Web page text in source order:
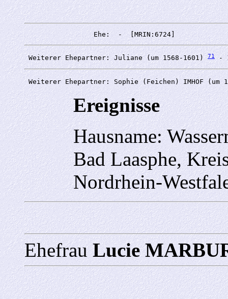
Weiterer Ehepartner: Juliane (um 1568-1601) 71
Weiterer Ehepartner: Sophie (Feichen) IMHOF (um
Ereignisse
Hausname:
Bad Laasphe,
Nordrhein-
EhefrauLucie